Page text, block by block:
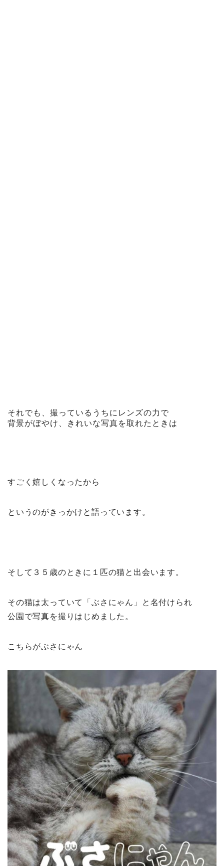
それでも、撮っているうちにレンズの力で
背景がぼやけ、きれいな写真を取れたときは
すごく嬉しくなったから
というのがきっかけと語っています。
そして３５歳のときに１匹の猫と出会います。
その猫は太っていて「ぶさにゃん」と名付けられ
公園で写真を撮りはじめました。
こちらがぶさにゃん